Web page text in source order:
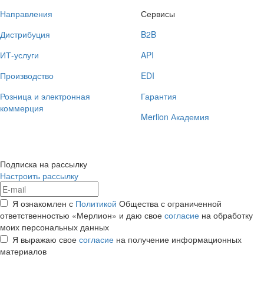
Направления
Дистрибуция
ИТ-услуги
Производство
Розница и электронная
коммерция
Сервисы
B2B
API
EDI
Гарантия
Merlion Академия
Подписка на рассылку
Настроить рассылку
Я ознакомлен с Политикой Общества с ограниченной
ответственностью «Мерлион» и даю свое согласие на обработку
моих персональных данных
Я выражаю свое согласие на получение информационных
материалов